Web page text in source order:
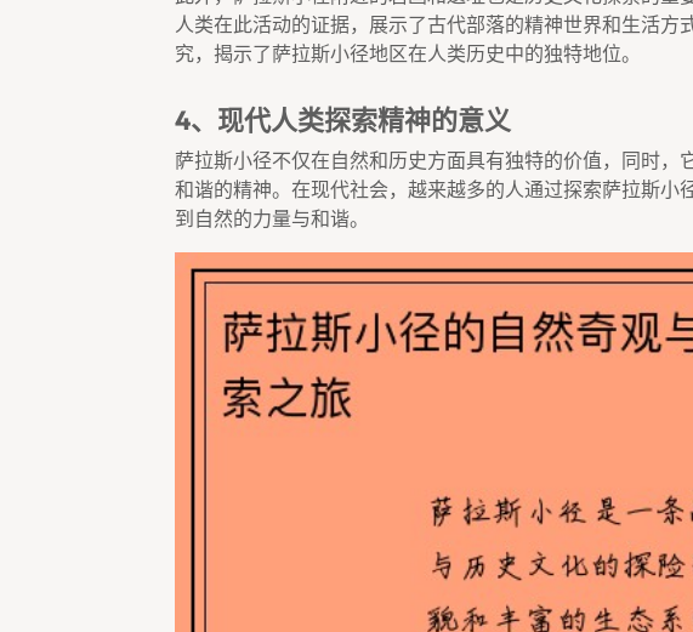
人类在此活动的证据，展示了古代部落的精神世界和生活方
究，揭示了萨拉斯小径地区在人类历史中的独特地位。
4、现代人类探索精神的意义
萨拉斯小径不仅在自然和历史方面具有独特的价值，同时，
和谐的精神。在现代社会，越来越多的人通过探索萨拉斯小
到自然的力量与和谐。